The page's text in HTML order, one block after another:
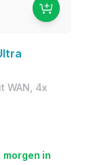
WAN, 4x
morgen in